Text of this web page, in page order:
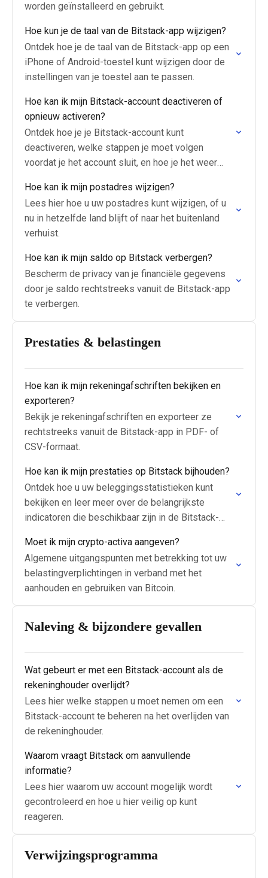
worden geïnstalleerd en gebruikt.
Hoe kun je de taal van de Bitstack-app wijzigen?
Ontdek hoe je de taal van de Bitstack-app op een
iPhone of Android-toestel kunt wijzigen door de
instellingen van je toestel aan te passen.
Hoe kan ik mijn Bitstack-account deactiveren of
opnieuw activeren?
Ontdek hoe je je Bitstack-account kunt
deactiveren, welke stappen je moet volgen
voordat je het account sluit, en hoe je het weer
Hoe kan ik mijn postadres wijzigen?
Lees hier hoe u uw postadres kunt wijzigen, of u
nu in hetzelfde land blijft of naar het buitenland
verhuist.
Hoe kan ik mijn saldo op Bitstack verbergen?
Bescherm de privacy van je financiële gegevens
door je saldo rechtstreeks vanuit de Bitstack-app
te verbergen.
Prestaties & belastingen
Hoe kan ik mijn rekeningafschriften bekijken en
exporteren?
Bekijk je rekeningafschriften en exporteer ze
rechtstreeks vanuit de Bitstack-app in PDF- of
CSV-formaat.
Hoe kan ik mijn prestaties op Bitstack bijhouden?
Ontdek hoe u uw beleggingsstatistieken kunt
bekijken en leer meer over de belangrijkste
indicatoren die beschikbaar zijn in de Bitstack-
Moet ik mijn crypto-activa aangeven?
Algemene uitgangspunten met betrekking tot uw
belastingverplichtingen in verband met het
aanhouden en gebruiken van Bitcoin.
Naleving & bijzondere gevallen
Wat gebeurt er met een Bitstack-account als de
rekeninghouder overlijdt?
Lees hier welke stappen u moet nemen om een
Bitstack-account te beheren na het overlijden van
de rekeninghouder.
Waarom vraagt Bitstack om aanvullende
informatie?
Lees hier waarom uw account mogelijk wordt
gecontroleerd en hoe u hier veilig op kunt
reageren.
Verwijzingsprogramma